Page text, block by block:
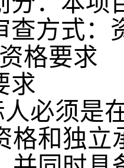
查方式：
格要求
求
人必须是
格和独立